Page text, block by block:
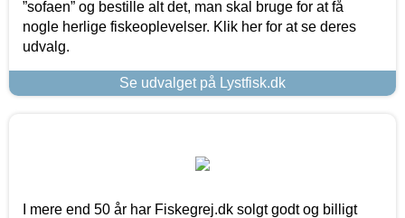
”sofaen” og bestille alt det, man skal bruge for at få
nogle herlige fiskeoplevelser. Klik her for at se deres
udvalg.
Se udvalget på Lystfisk.dk
I mere end 50 år har Fiskegrej.dk solgt godt og billigt